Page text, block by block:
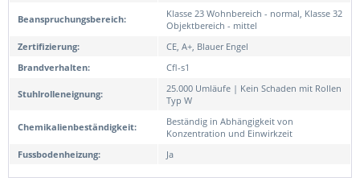
Beanspruchungsbereich:
Klasse 23 Wohnbereich - normal, Klasse 32
Objektbereich - mittel
Zertifizierung:
CE, A+, Blauer Engel
Brandverhalten:
Cfl-s1
Stuhlrolleneignung:
25.000 Umläufe | Kein Schaden mit Rollen
Typ W
Chemikalienbeständigkeit:
Beständig in Abhängigkeit von
Konzentration und Einwirkzeit
Fussbodenheizung:
Ja